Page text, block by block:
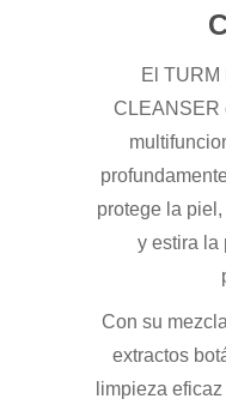
El TURM
CLEANSER
protege la
y estira la
Con su
extractos
limpieza